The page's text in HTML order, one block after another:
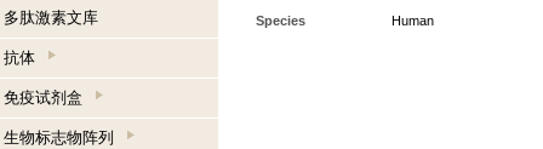
多肽激素文库
抗体
免疫试剂盒
生物标志物阵列
Species
Human